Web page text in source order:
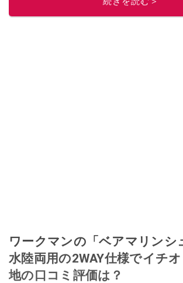
ワークマンの「ベアマリンシ
水陸両用の2WAY仕様でイチ
地の口コミ評価は？